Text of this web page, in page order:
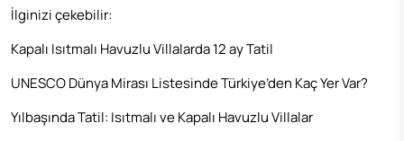
İlginizi çekebilir:
Kapalı Isıtmalı Havuzlu Villalarda 12 ay Tatil
UNESCO Dünya Mirası Listesinde Türkiye’den Kaç Yer Var?
Yılbaşında Tatil: Isıtmalı ve Kapalı Havuzlu Villalar